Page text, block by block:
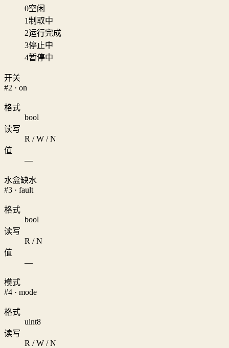
0空闲
1制取中
2运行完成
3停止中
4暂停中
开关
#2 · on
格式
bool
读写
R / W / N
值
—
水盒缺水
#3 · fault
格式
bool
读写
R / N
值
—
模式
#4 · mode
格式
uint8
读写
R / W / N